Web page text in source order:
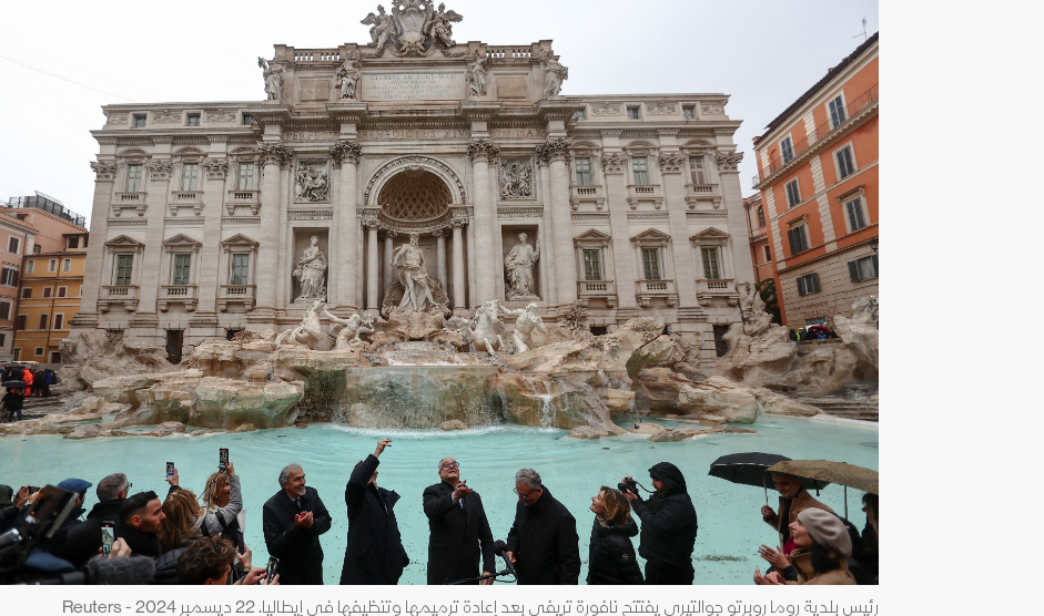
رئيس بلدية روما روبرتو جوالتيري يفتتح نافورة تريفي بعد إعادة ترميمها وتنظيفها في إيطاليا. 22 ديسمبر 2024 - Reuters